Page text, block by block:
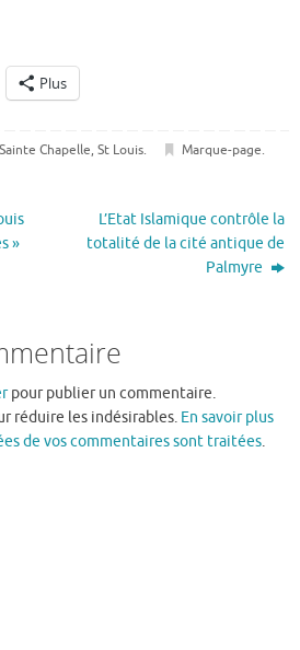
Plus
Sainte Chapelle, St Louis. Marque-page.
»
L’Etat Islamique contrôle la
totalité de la cité antique de
Palmyre
pour publier un commentaire.
réduire les indésirables. En savoir plus
de vos commentaires sont traitées.